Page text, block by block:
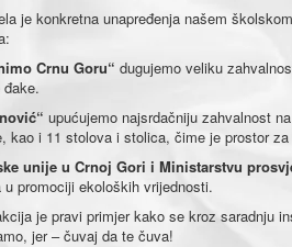
konkretna unapređenja našem školskom
Crnu Goru“ dugujemo veliku
upućujemo najsrdačniju zahvalnost
kao i 11 stolova i stolica, čime je prostor
unije u Crnoj Gori i Ministarstvu
promociji ekoloških vrijednosti.
je pravi primjer kako se kroz saradnju
jer – čuvaj da te čuva!